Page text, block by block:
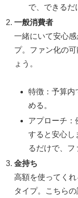
で、できるだ
一般消費者
一緒にいて安心
プ。ファン化の
ょう。
特徴：予算内
める。
アプローチ：
すると安心し
るだけで、フ
金持ち
高額を使ってく
タイプ。こちら